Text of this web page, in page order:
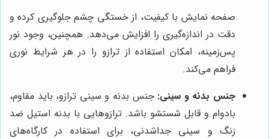
صفحه نمایش با کیفیت، از خستگی چشم جلوگیری کرده و
دقت در اندازه‌گیری را افزایش می‌دهد. همچنین، وجود نور
پس‌زمینه، امکان استفاده از ترازو را در هر شرایط نوری
فراهم می‌کند.
جنس بدنه و سینی: جنس بدنه و سینی ترازو، باید مقاوم،
بادوام و قابل شستشو باشد. ترازوهایی با بدنه استیل ضد
زنگ و سینی جداشدنی، برای استفاده در کارگاه‌های